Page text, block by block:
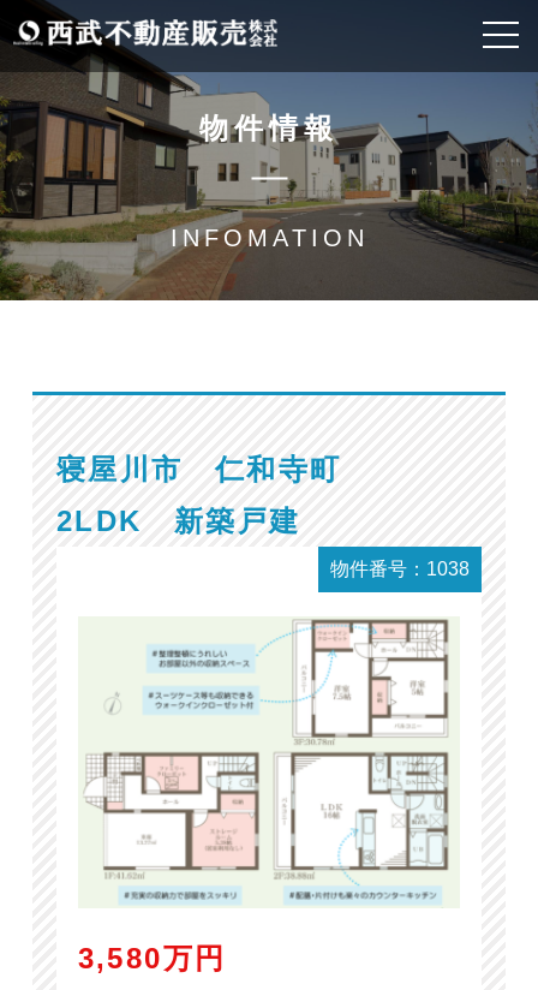
物件情報
INFOMATION
寝屋川市 仁和寺町
2LDK 新築戸建
物件番号：1038
3,580万円